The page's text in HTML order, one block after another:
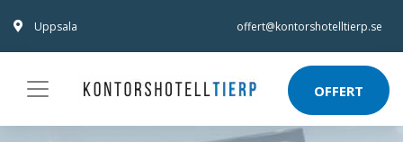
Uppsala offert@kontorshotelltierp.se
OFFERT